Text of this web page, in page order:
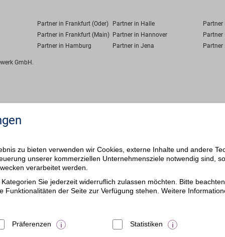
Partner in Frankfurt (Oder) Partner in Halle
Partner
Partner in Frankfurt (Main) Partner in Hannover
Partner
Partner in Hamburg
Partner in Jena Partner
GmbH.
zu bieten verwenden wir Cookies, externe Inhalte und andere
unserer kommerziellen Unternehmensziele notwendig sind,
verarbeitet werden.
Sie jederzeit widerruflich zulassen möchten. Bitte
Funktionalitäten der Seite zur Verfügung stehen. Weitere
Präferenzen Statistiken